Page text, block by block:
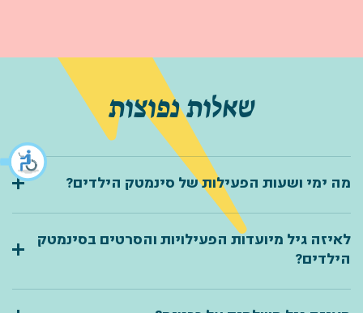
שאלות נפוצות
מה ימי ושעות הפעילות של סינמטק הילדים?
לאיזה גיל מיועדות הפעילויות והסרטים בסינמטק
הילדים?